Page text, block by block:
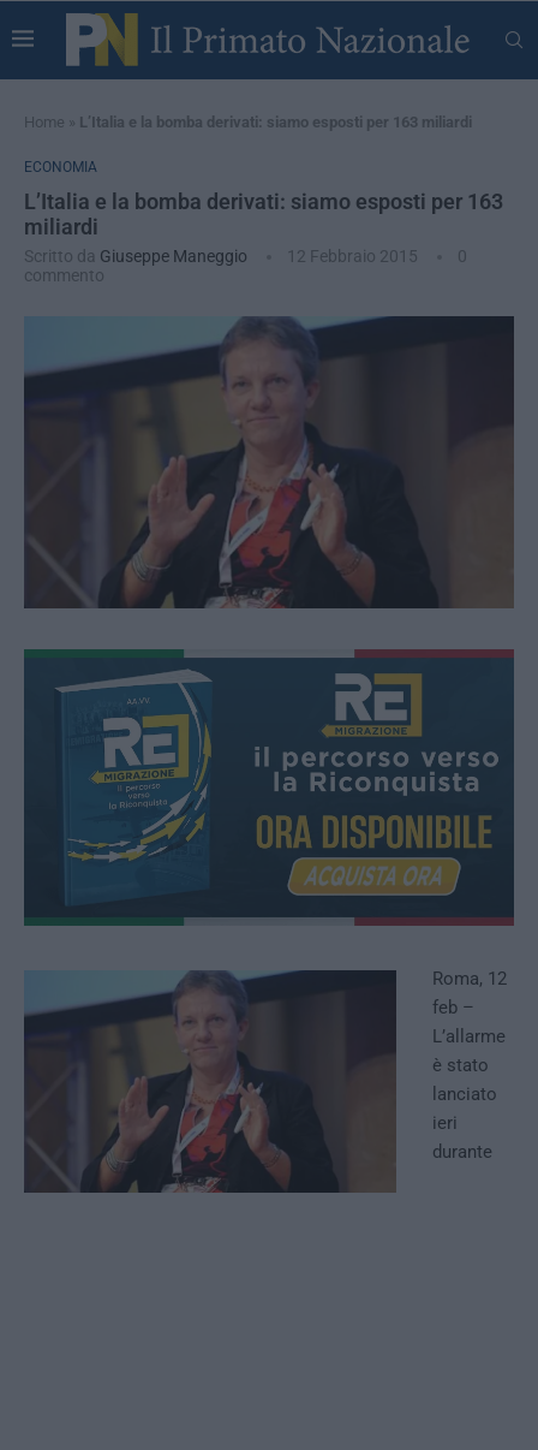
Home » L’Italia e la bomba derivati: siamo esposti per 163 miliardi
ECONOMIA
L’Italia e la bomba derivati: siamo esposti per 163
miliardi
Scritto da Giuseppe Maneggio 12 Febbraio 2015
0
commento
Roma, 12
feb –
L’allarme
è stato
lanciato
ieri
durante